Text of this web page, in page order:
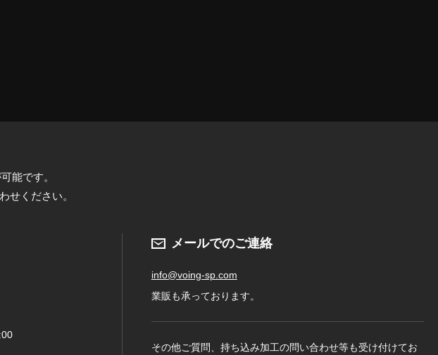
能です。
せください。
メールでのご連絡
info@voing-sp.com
業販も承っております。
その他ご質問、持ち込み加工の問い合わせ等も受け付けてお